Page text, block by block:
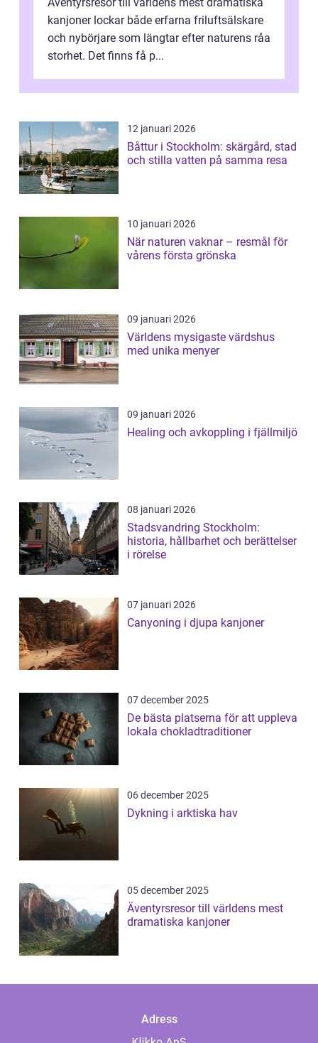
kanjoner lockar både erfarna friluftsälskare
och nybörjare som längtar efter naturens råa
storhet. Det finns få p...
12 januari 2026
Båttur i Stockholm: skärgård, stad
och stilla vatten på samma resa
10 januari 2026
När naturen vaknar – resmål för
vårens första grönska
09 januari 2026
Världens mysigaste värdshus
med unika menyer
09 januari 2026
Healing och avkoppling i fjällmiljö
08 januari 2026
Stadsvandring Stockholm:
historia, hållbarhet och berättelser
i rörelse
07 januari 2026
Canyoning i djupa kanjoner
07 december 2025
De bästa platserna för att uppleva
lokala chokladtraditioner
06 december 2025
Dykning i arktiska hav
05 december 2025
Äventyrsresor till världens mest
dramatiska kanjoner
Adress